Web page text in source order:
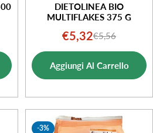
DIETOLINEA BIO
MULTIFLAKES 375 G
Prezzo
di
vendita
€5,32Prezzo
normale
€5,56
Aggiungi Al Carrello
-3%